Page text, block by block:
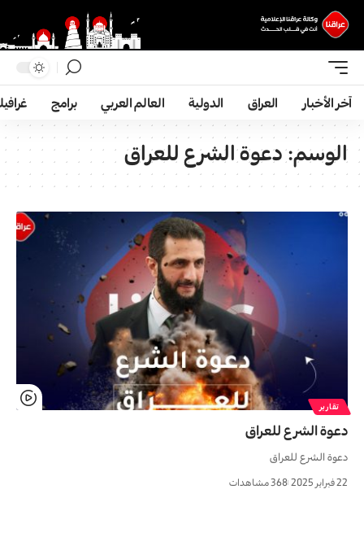
آخر الأخبار العراق الدولية العالم العربي برامج
الوسم:دعوة الشرع للعراق
تقارير
دعوة الشرع للعراق
دعوة الشرع للعراق
22 فبراير 2025 368 مشاهدات